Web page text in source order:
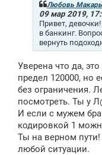
Любовь
09 мар 2019,
Привет,
в банкинг.
вернуть
Уверена что да,
предел 120000, но
без ограничения.
посмотреть. Ты у
И если с мужем
кодировкой 1
Ты на верном пути!
любой ситуации.